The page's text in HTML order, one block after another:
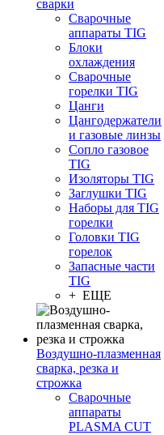
сварки
Сварочные
аппараты TIG
Блоки
охлаждения
Сварочные
горелки TIG
Цанги
Цангодержатели
и газовые линзы
Сопло газовое
TIG
Изоляторы TIG
Заглушки TIG
Наборы для TIG
горелки
Головки TIG
горелок
Запасные части
TIG
+ ЕЩЕ
Воздушно-плазменная
сварка, резка и
строжка
Сварочные
аппараты
PLASMA CUT